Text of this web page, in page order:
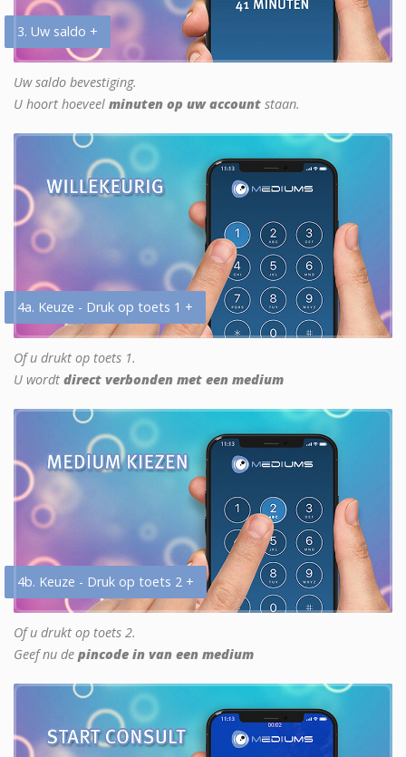
3. Uw saldo +
Uw saldo bevestiging.
U hoort hoeveel minuten op uw account staan.
4a. Keuze - Druk op toets 1 +
Of u drukt op toets 1.
U wordt direct verbonden met een medium
4b. Keuze - Druk op toets 2 +
Of u drukt op toets 2.
Geef nu de pincode in van een medium